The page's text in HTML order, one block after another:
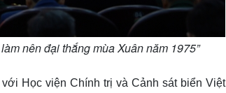
nên đại thắng mùa Xuân năm 1975”
Học viện Chính trị và Cảnh sát biển Việt